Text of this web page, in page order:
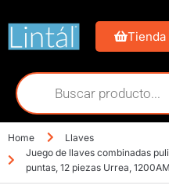
Tienda
Home
Llaves
Juego de llaves combinadas
puntas, 12 piezas Urrea,